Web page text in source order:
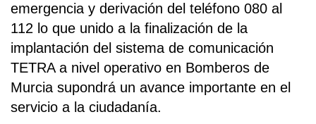
emergencia y derivación del teléfono 080 al
112 lo que unido a la finalización de la
implantación del sistema de comunicación
TETRA a nivel operativo en Bomberos de
Murcia supondrá un avance importante en el
servicio a la ciudadanía.